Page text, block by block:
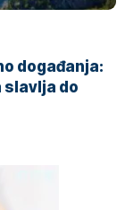
događanja:
slavlja do